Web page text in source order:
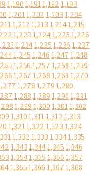
1,1901,1911,1921,193
1,2011,2021,2031,204
1,2121,2131,2141,215
1,2231,2241,2251,226
1,2341,2351,2361,237
1,2451,2461,2471,248
1,2561,2571,2581,259
1,2671,2681,2691,270
1,2781,2791,280
1,2881,2891,2901,291
1,2991,3001,3011,302
1,3101,3111,3121,313
1,3211,3221,3231,324
1,3321,3331,3341,335
1,3431,3441,3451,346
1,3541,3551,3561,357
1,3651,3661,3671,368